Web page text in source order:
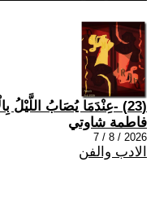
(23) -عِنْدَمَا يُصَابُ اللَّيْلُ بِالْأَرَقِ-
فاطمة شاوتي
2026 / 8 / 7
الادب والفن